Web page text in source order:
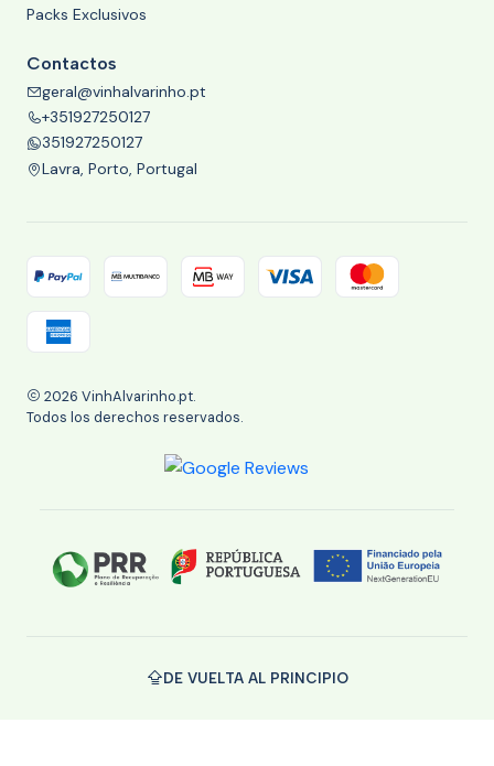
Packs Exclusivos
Contactos
geral@vinhalvarinho.pt
+351927250127
351927250127
Lavra, Porto, Portugal
2026 VinhAlvarinho.pt.
Todos los derechos reservados.
DE VUELTA AL PRINCIPIO